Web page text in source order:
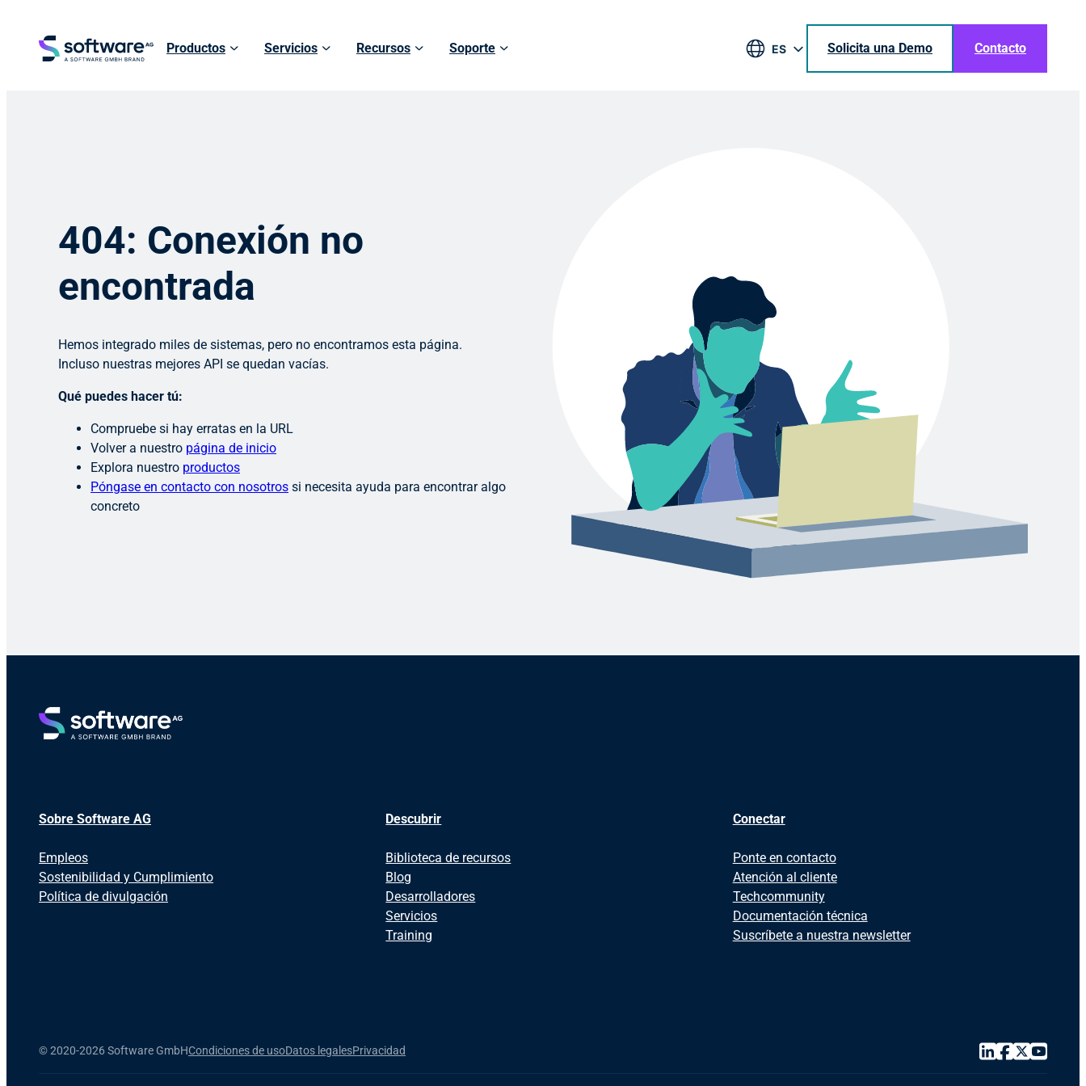
Productos Servicios Recursos Soporte
ES
Solicita una Demo Contacto
404: Conexión no
encontrada
Hemos integrado miles de sistemas, pero no encontramos esta página.
Incluso nuestras mejores API se quedan vacías.
Qué puedes hacer tú:
Compruebe si hay erratas en la URL
Volver a nuestro página de inicio
Explora nuestro productos
Póngase en contacto con nosotros si necesita ayuda para encontrar algo
concreto
Sobre Software AG
Empleos
Sostenibilidad y Cumplimiento
Política de divulgación
Descubrir
Biblioteca de recursos
Blog
Desarrolladores
Servicios
Training
Conectar
Ponte en contacto
Atención al cliente
Techcommunity
Documentación técnica
Suscríbete a nuestra newsletter
©2020-2026 Software GmbHCondiciones de usoDatos legalesPrivacidad